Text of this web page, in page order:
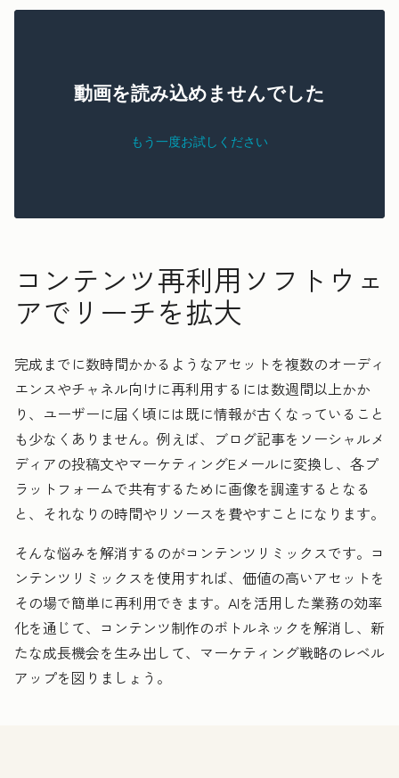
コンテンツ再利用ソフトウェ
アでリーチを拡大
完成までに数時間かかるようなアセットを複数のオーディ
エンスやチャネル向けに再利用するには数週間以上かか
り、ユーザーに届く頃には既に情報が古くなっていること
も少なくありません。例えば、ブログ記事をソーシャルメ
ディアの投稿文やマーケティングEメールに変換し、 各プ
ラットフォームで共有するために画像を調達するとなる
と 、 それなりの時間やリソースを費やすことになります。
そんな悩みを解消するのがコンテンツリミックスです。コ
ンテンツリミックスを使用すれば、価値の高いアセットを
その場で簡単に再利用できます。AIを活用した業務の効率
化を通じて、コンテンツ制作のボトルネックを解消し、新
たな成長機会を生み出して、マーケティング戦略のレベル
アップを図りましょう。